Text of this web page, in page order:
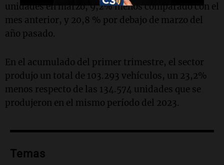
unidades en marzo, 9,2% menos comparado con el
mes anterior, y 20,8 % por debajo de marzo del
año pasado.
En el acumulado del primer trimestre, el sector
produjo un total de 103.293 vehículos, un 23,2%
menos respecto de las 134.574 unidades que se
produjeron en el mismo período del 2023.
Temas